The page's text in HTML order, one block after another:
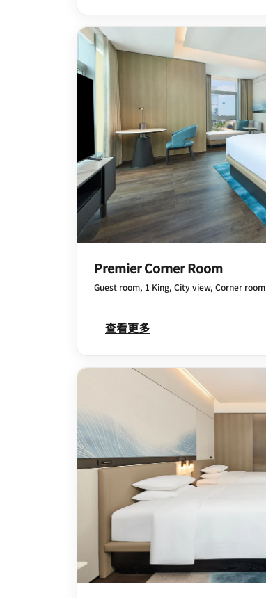
Premier Corner Room
Guest room, 1 King, City view, Corner room
查看更多